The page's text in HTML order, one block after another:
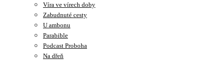
Víra ve vírech doby
Zabudnuté cesty
U ambonu
Parabible
Podcast Proboha
Na dřeň